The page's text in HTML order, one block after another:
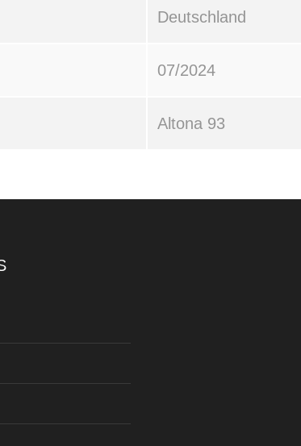
Deutschland
07/2024
Altona 93